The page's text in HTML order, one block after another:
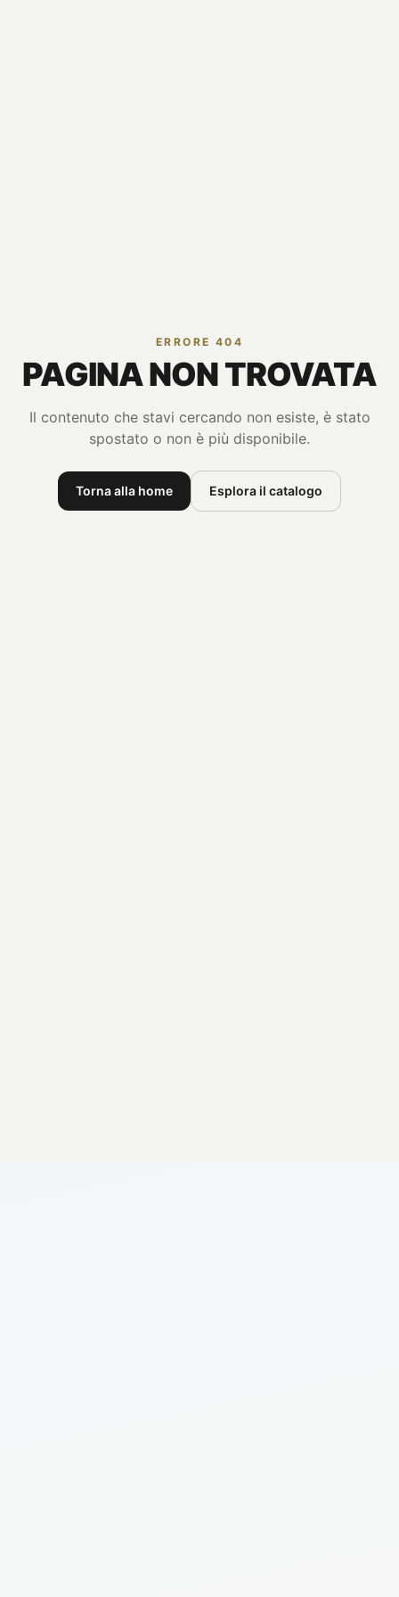
ERRORE 404
PAGINA NON TROVATA
Il contenuto che stavi cercando non esiste, è stato
spostato o non è più disponibile.
Torna alla home Esplora il catalogo